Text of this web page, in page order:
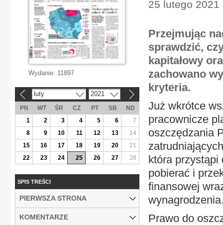
25 lutego 2021
Przejmując
sprawdzić,
kapitałowy
zachowano
kryteria.
Już wkrótce
pracownicze
oszczędzania
która przystąpi
pobierać i
finansowej
Prawo do
Wydanie: 11897
luty 2021
PN WT ŚR CZ PT SB
ND
1
2 3 4 5 6
7
8
9 10 11 12 13
14
15
16 17 18 19 20
21
22
23 24 25 26 27 28
SPIS TREŚCI
PIERWSZA STRONA
KOMENTARZE